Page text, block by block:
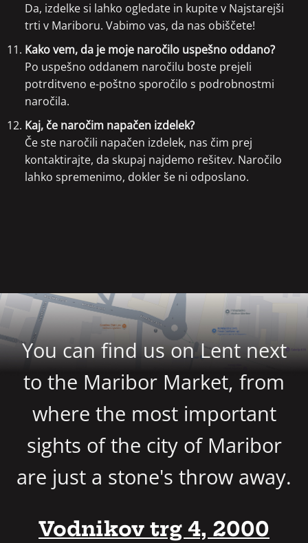
Da, izdelke si lahko ogledate in kupite v Najstarejši
trti v Mariboru. Vabimo vas, da nas obiščete!
Kako vem, da je moje naročilo uspešno oddano?
Po uspešno oddanem naročilu boste prejeli
potrditveno e-poštno sporočilo s podrobnostmi
naročila.
Kaj, če naročim napačen izdelek?
Če ste naročili napačen izdelek, nas čim prej
kontaktirajte, da skupaj najdemo rešitev. Naročilo
lahko spremenimo, dokler še ni odposlano.
You can find us on Lent next
to the Maribor Market, from
where the most important
sights of the city of Maribor
are just a stone's throw away.
Vodnikov trg 4, 2000